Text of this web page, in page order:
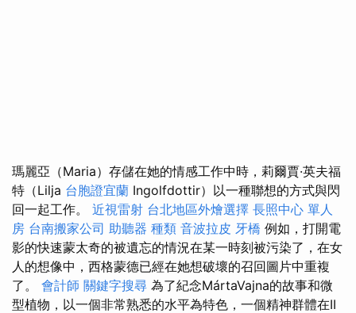
瑪麗亞（Maria）存儲在她的情感工作中時，莉爾賈·英夫福
特（Lilja 台胞證宜蘭 Ingolfdottir）以一種聯想的方式與閃
回一起工作。 近視雷射 台北地區外燴選擇 長照中心 單人
房 台南搬家公司 助聽器 種類 音波拉皮 牙橋 例如，打開電
影的快速蒙太奇的被遺忘的情況在某一時刻被污染了，在女
人的想像中，西格蒙德已經在她想破壞的召回圖片中重複
了。 會計師 關鍵字搜尋 為了紀念MártaVajna的故事和微
型植物，以一個非常熟悉的水平為特色，一個精神群體在II